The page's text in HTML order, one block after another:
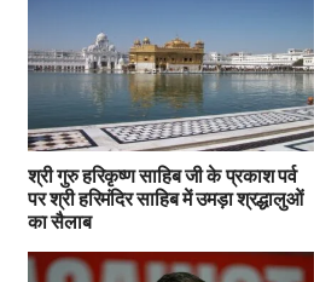
श्री गुरु हरिकृष्ण साहिब जी के प्रकाश पर्व
पर श्री हरिमंदिर साहिब में उमड़ा श्रद्धालुओं
का सैलाब